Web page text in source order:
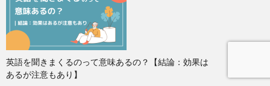
英語を聞きまくるのって意味あるの？【結論：効果は
あるが注意もあり】